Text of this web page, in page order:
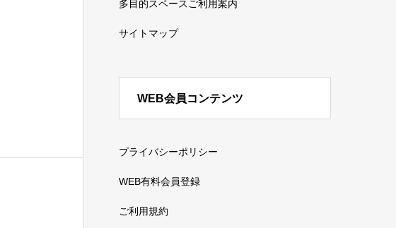
多目的スペースご利用案内
サイトマップ
WEB会員コンテンツ
プライバシーポリシー
WEB有料会員登録
ご利用規約